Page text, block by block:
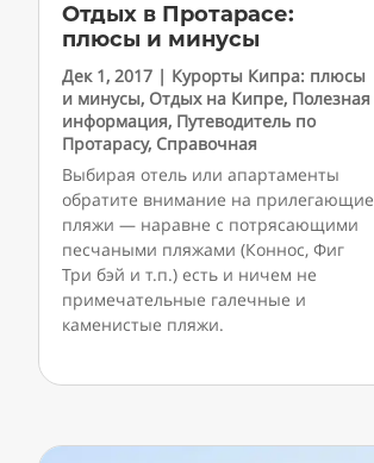
Отдых в Протарасе:
плюсы и минусы
Дек 1, 2017 | Курорты Кипра: плюсы
и минусы, Отдых на Кипре, Полезная
информация, Путеводитель по
Протарасу, Справочная
Выбирая отель или апартаменты
обратите внимание на прилегающие
пляжи — наравне с потрясающими
песчаными пляжами (Коннос, Фиг
Три бэй и т.п.) есть и ничем не
примечательные галечные и
каменистые пляжи.